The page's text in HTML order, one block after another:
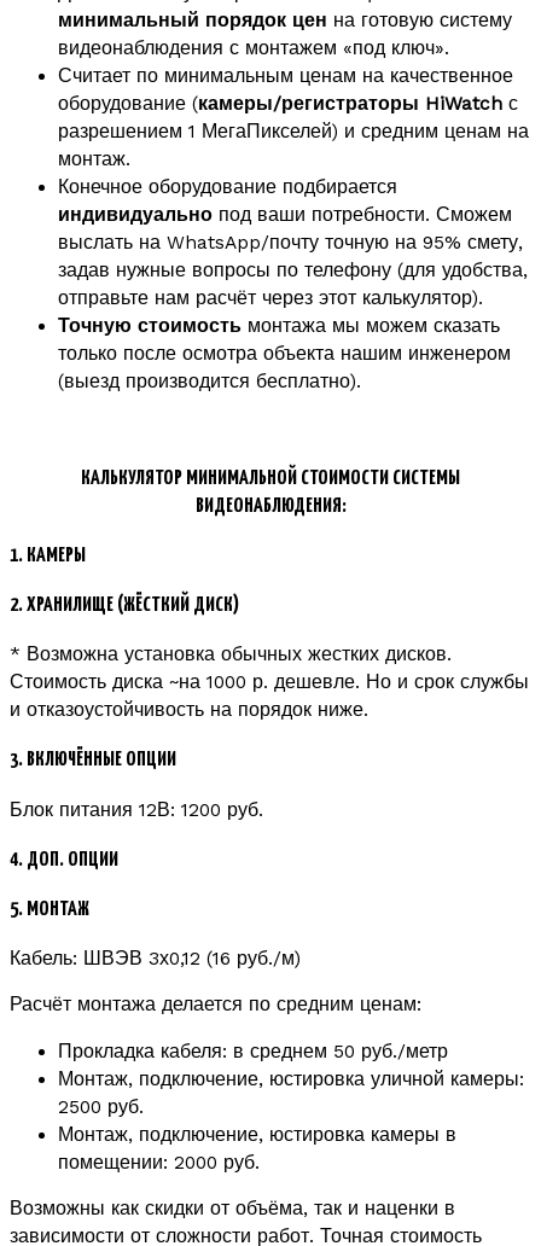
минимальный порядок цен на готовую систему
видеонаблюдения с монтажем «под ключ».
Считает по минимальным ценам на качественное
оборудование (камеры/регистраторы HiWatch с
разрешением 1 МегаПикселей) и средним ценам на
монтаж.
Конечное оборудование подбирается
индивидуально под ваши потребности. Сможем
выслать на WhatsApp/почту точную на 95% смету,
задав нужные вопросы по телефону (для удобства,
отправьте нам расчёт через этот калькулятор).
Точную стоимость монтажа мы можем сказать
только после осмотра объекта нашим инженером
(выезд производится бесплатно).
КАЛЬКУЛЯТОР МИНИМАЛЬНОЙ СТОИМОСТИ СИСТЕМЫ
ВИДЕОНАБЛЮДЕНИЯ:
1. КАМЕРЫ
2. ХРАНИЛИЩЕ (ЖЁСТКИЙ ДИСК)
* Возможна установка обычных жестких дисков.
Стоимость диска ~на 1000 р. дешевле. Но и срок службы
и отказоустойчивость на порядок ниже.
3. ВКЛЮЧЁННЫЕ ОПЦИИ
Блок питания 12В: 1200 руб.
4. ДОП. ОПЦИИ
5. МОНТАЖ
Кабель: ШВЭВ 3х0,12 (16 руб./м)
Расчёт монтажа делается по средним ценам:
Прокладка кабеля: в среднем 50 руб./метр
Монтаж, подключение, юстировка уличной камеры:
2500 руб.
Монтаж, подключение, юстировка камеры в
помещении: 2000 руб.
Возможны как скидки от объёма, так и наценки в
зависимости от сложности работ. Точная стоимость